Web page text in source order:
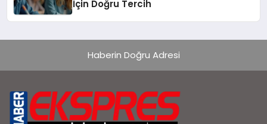
İçin Doğru Tercih
Haberin Doğru Adresi